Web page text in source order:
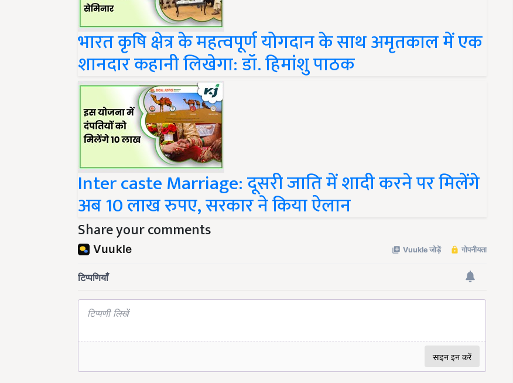
भारत कृषि क्षेत्र के महत्वपूर्ण योगदान के साथ अमृतकाल में एक
शानदार कहानी लिखेगा: डॉ. हिमांशु पाठक
Inter caste Marriage: दूसरी जाति में शादी करने पर मिलेंगे
अब 10 लाख रुपए, सरकार ने किया ऐलान
Share your comments